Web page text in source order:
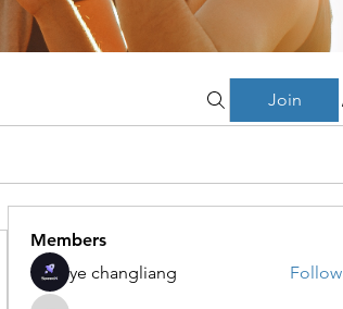
Join
Members
ye changliang
Follow